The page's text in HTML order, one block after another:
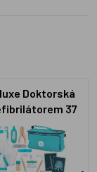
Doktorská
37
dílků